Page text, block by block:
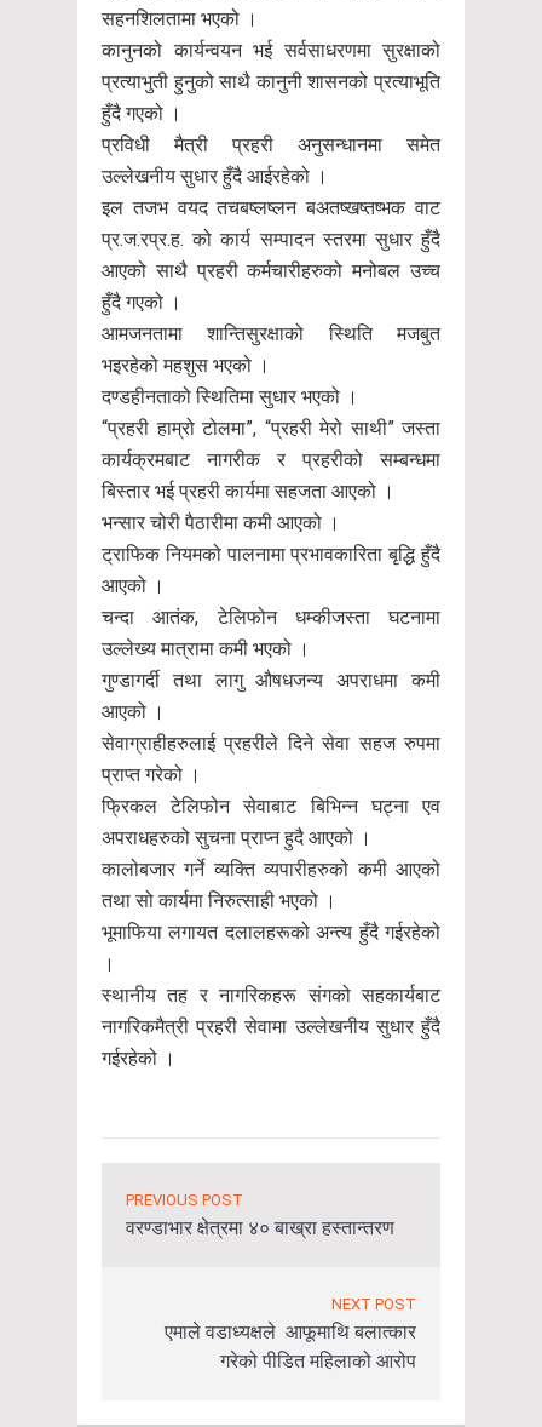
सहनशिलतामा भएको ।
कानुनको कार्यन्वयन भई सर्वसाधरणमा सुरक्षाको
प्रत्याभुती हुनुको साथै कानुनी शासनको प्रत्याभूति
हुँदै गएको ।
प्रविधी मैत्री प्रहरी अनुसन्धानमा समेत
उल्लेखनीय सुधार हुँदै आईरहेको ।
इल तजभ वयद तचबष्लष्लन बअतष्खष्तष्भक वाट
प्र.ज.रप्र.ह. को कार्य सम्पादन स्तरमा सुधार हुँदै
आएको साथै प्रहरी कर्मचारीहरुको मनोबल उच्च
हुँदै गएको ।
आमजनतामा शान्तिसुरक्षाको स्थिति मजबुत
भइरहेको महशुस भएको ।
दण्डहीनताको स्थितिमा सुधार भएको ।
“प्रहरी हाम्रो टोलमा”, “प्रहरी मेरो साथी” जस्ता
कार्यक्रमबाट नागरीक र प्रहरीको सम्बन्धमा
बिस्तार भई प्रहरी कार्यमा सहजता आएको ।
भन्सार चोरी पैठारीमा कमी आएको ।
ट्राफिक नियमको पालनामा प्रभावकारिता बृद्धि हुँदै
आएको ।
चन्दा आतंक, टेलिफोन धम्कीजस्ता घटनामा
उल्लेख्य मात्रामा कमी भएको ।
गुण्डागर्दी तथा लागु औषधजन्य अपराधमा कमी
आएको ।
सेवाग्राहीहरुलाई प्रहरीले दिने सेवा सहज रुपमा
प्राप्त गरेको ।
फ्रिकल टेलिफोन सेवाबाट बिभिन्न घट्ना एव
अपराधहरुको सुचना प्राप्न हुदै आएको ।
कालोबजार गर्ने व्यक्ति व्यपारीहरुको कमी आएको
तथा सो कार्यमा निरुत्साही भएको ।
भूमाफिया लगायत दलालहरूको अन्त्य हुँदै गईरहेको
।
स्थानीय तह र नागरिकहरू संगको सहकार्यबाट
नागरिकमैत्री प्रहरी सेवामा उल्लेखनीय सुधार हुँदै
गईरहेको ।
PREVIOUS POST
वरण्डाभार क्षेत्रमा ४० बाख्रा हस्तान्तरण
NEXT POST
एमाले वडाध्यक्षले आफूमाथि बलात्कार
गरेको पीडित महिलाको आरोप